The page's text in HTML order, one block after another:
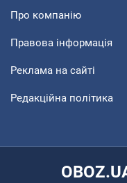
Про компанію
Правова інформація
Реклама на сайті
Редакційна політика